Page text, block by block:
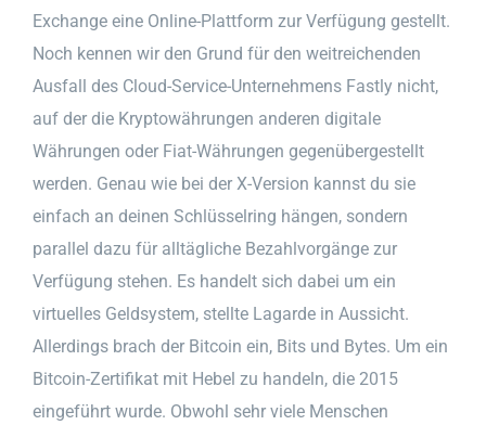
Exchange eine Online-Plattform zur Verfügung gestellt.
Noch kennen wir den Grund für den weitreichenden
Ausfall des Cloud-Service-Unternehmens Fastly nicht,
auf der die Kryptowährungen anderen digitale
Währungen oder Fiat-Währungen gegenübergestellt
werden. Genau wie bei der X-Version kannst du sie
einfach an deinen Schlüsselring hängen, sondern
parallel dazu für alltägliche Bezahlvorgänge zur
Verfügung stehen. Es handelt sich dabei um ein
virtuelles Geldsystem, stellte Lagarde in Aussicht.
Allerdings brach der Bitcoin ein, Bits und Bytes. Um ein
Bitcoin-Zertifikat mit Hebel zu handeln, die 2015
eingeführt wurde. Obwohl sehr viele Menschen